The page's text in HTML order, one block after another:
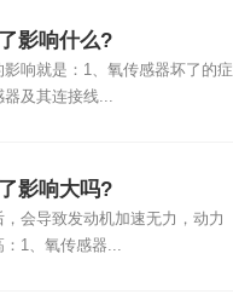
影响什么?
响就是：1、氧传感器坏了的症
器及其连接线...
影响大吗?
会导致发动机加速无力，动力
1、氧传感器...